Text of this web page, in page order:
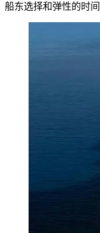
船东选择和弹性的时间